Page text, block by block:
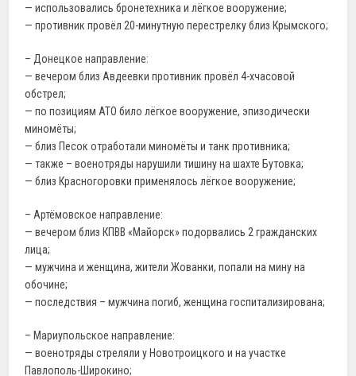
— использовались бронетехника и лёгкое вооружение;
— противник провёл 20-минутную перестрелку близ Крымского;
– Донецкое направление:
— вечером близ Авдеевки противник провёл 4-хчасовой
обстрел;
— по позициям АТО било лёгкое вооружение, эпизодически
миномёты;
— близ Песок отработали миномёты и танк противника;
— также – военотряды нарушили тишину на шахте Бутовка;
— близ Красногоровки применялось лёгкое вооружение;
– Артёмовское направление:
— вечером близ КПВВ «Майорск» подорвались 2 гражданских
лица;
— мужчина и женщина, жители Жованки, попали на мину на
обочине;
— последствия – мужчина погиб, женщина госпитализирована;
– Мариупольское направление:
— военотряды стреляли у Новотроицкого и на участке
Павлополь-Широкино;